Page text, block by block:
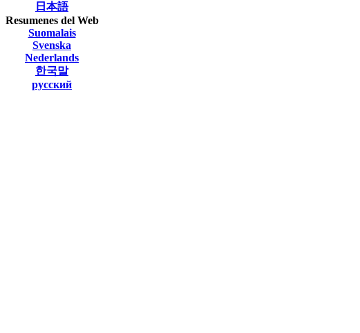
日本語
Resumenes del Web
Suomalais
Svenska
Nederlands
한국말
русский